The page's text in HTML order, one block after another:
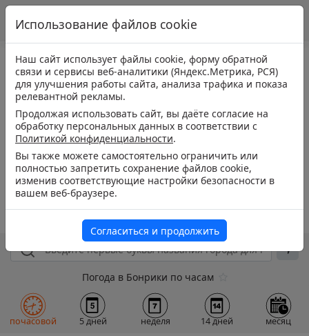
Погода в Бонрики по часам
почасовой 5 дней неделя 14 дней месяц
Использование файлов cookie
Наш сайт использует файлы cookie, форму обратной
связи и сервисы веб-аналитики (Яндекс.Метрика, РСЯ)
для улучшения работы сайта, анализа трафика и показа
релевантной рекламы.
Продолжая использовать сайт, вы даёте согласие на
обработку персональных данных в соответствии с
Политикой конфиденциальности.
Вы также можете самостоятельно ограничить или
полностью запретить сохранение файлов cookie,
изменив соответствующие настройки безопасности в
вашем веб-браузере.
Согласиться и продолжить